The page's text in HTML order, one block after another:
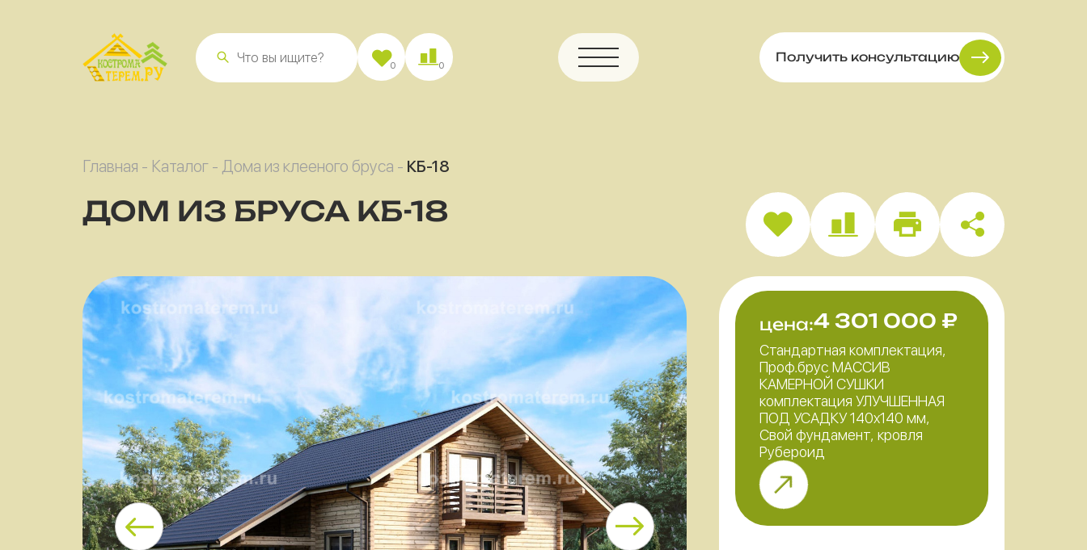
0 0
Получить консультацию
Главная - Каталог - Дома из клееного бруса - КБ-18
ДОМ ИЗ БРУСА КБ-18
цена:4 301 000 ₽
Стандартная комплектация,
Проф.брус МАССИВ
КАМЕРНОЙ СУШКИ
комплектация УЛУЧШЕННАЯ
ПОД УСАДКУ 140x140 мм,
Свой фундамент, кровля
Рубероид